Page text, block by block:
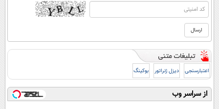
اعتبارسنجی دیزل ژنراتور بوکینگ
از سراسر وب